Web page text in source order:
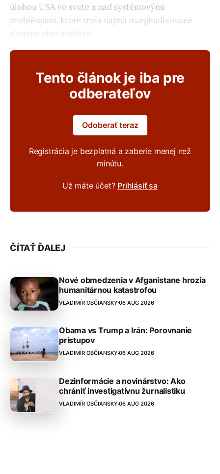
úlohou USA vo svete a nad systémovými
problémami, ktoré trpia najmä marginalizované
skupiny obyvateľstva.
Tento článok je iba pre
odberateľov
Odoberať teraz
Registrácia je bezplatná a zaberie menej než
minútu.
Už máte účet? Prihlásiť sa
ČÍTAŤ ĎALEJ
Nové obmedzenia v Afganistane hrozia
humanitárnou katastrofou
VLADIMÍR OBČIANSKY 06 AUG 2026
Obama vs Trump a Irán: Porovnanie
prístupov
VLADIMÍR OBČIANSKY 06 AUG 2026
Dezinformácie a novinárstvo: Ako
chrániť investigatívnu žurnalistiku
VLADIMÍR OBČIANSKY 06 AUG 2026